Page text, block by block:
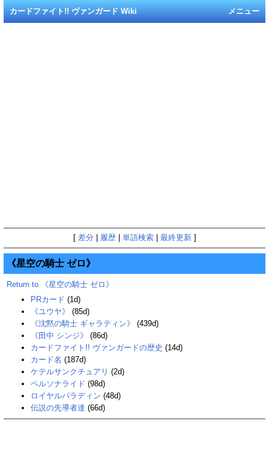
メニュー
カードファイト!! ヴァンガード Wiki
[ 差分 履歴| 単語検索| 最終更新]
《星空の騎士 ゼロ》
Return to 《星空の騎士 ゼロ》
PRカード (1d)
《ユウヤ》
(85d)
《沈黙の騎士 ギャラティン》
(439d)
《田中 シンジ》
(86d)
カードファイト!! ヴァンガードの歴史 (14d)
カード名 (187d)
ケテルサンクチュアリ (2d)
ペルソナライド (98d)
ロイヤルパラディン (48d)
伝説の先導者達 (66d)